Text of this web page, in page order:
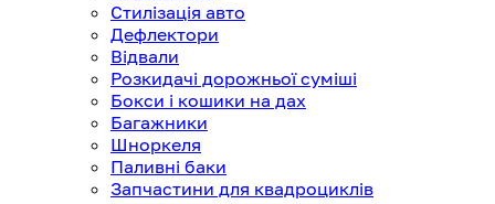
Стилізація авто
Дефлектори
Відвали
Розкидачі дорожньої суміші
Бокси і кошики на дах
Багажники
Шноркеля
Паливні баки
Запчастини для квадроциклів